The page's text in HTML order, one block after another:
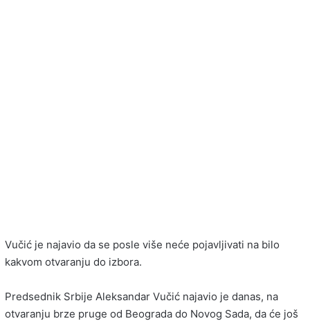
Vučić je najavio da se posle više neće pojavljivati na bilo
kakvom otvaranju do izbora.
Predsednik Srbije Aleksandar Vučić najavio je danas, na
otvaranju brze pruge od Beograda do Novog Sada, da će još